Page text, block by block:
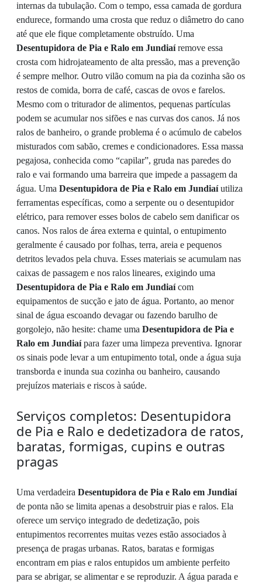
internas da tubulação. Com o tempo, essa camada de gordura
endurece, formando uma crosta que reduz o diâmetro do cano
até que ele fique completamente obstruído. Uma
Desentupidora de Pia e Ralo em Jundiaíremove essa
crosta com hidrojateamento de alta pressão, mas a prevenção
é sempre melhor. Outro vilão comum na pia da cozinha são os
restos de comida, borra de café, cascas de ovos e farelos.
Mesmo com o triturador de alimentos, pequenas partículas
podem se acumular nos sifões e nas curvas dos canos. Já nos
ralos de banheiro, o grande problema é o acúmulo de cabelos
misturados com sabão, cremes e condicionadores. Essa massa
pegajosa, conhecida como “capilar”, gruda nas paredes do
ralo e vai formando uma barreira que impede a passagem da
água. Uma Desentupidora de Pia e Ralo em Jundiaíutiliza
ferramentas específicas, como a serpente ou o desentupidor
elétrico, para remover esses bolos de cabelo sem danificar os
canos. Nos ralos de área externa e quintal, o entupimento
geralmente é causado por folhas, terra, areia e pequenos
detritos levados pela chuva. Esses materiais se acumulam nas
caixas de passagem e nos ralos lineares, exigindo uma
Desentupidora de Pia e Ralo em Jundiaícom
equipamentos de sucção e jato de água. Portanto, ao menor
sinal de água escoando devagar ou fazendo barulho de
gorgolejo, não hesite: chame uma Desentupidora de Pia e
Ralo em Jundiaípara fazer uma limpeza preventiva. Ignorar
os sinais pode levar a um entupimento total, onde a água suja
transborda e inunda sua cozinha ou banheiro, causando
prejuízos materiais e riscos à saúde.
Serviços completos: Desentupidora
de Pia e Ralo e dedetizadora de ratos,
baratas, formigas, cupins e outras
pragas
Uma verdadeira Desentupidora de Pia e Ralo em Jundiaí
de ponta não se limita apenas a desobstruir pias e ralos. Ela
oferece um serviço integrado de dedetização, pois
entupimentos recorrentes muitas vezes estão associados à
presença de pragas urbanas. Ratos, baratas e formigas
encontram em pias e ralos entupidos um ambiente perfeito
para se abrigar, se alimentar e se reproduzir. A água parada e